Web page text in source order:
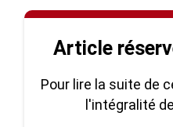
Article
Pour lire la suite de
l'intégralité